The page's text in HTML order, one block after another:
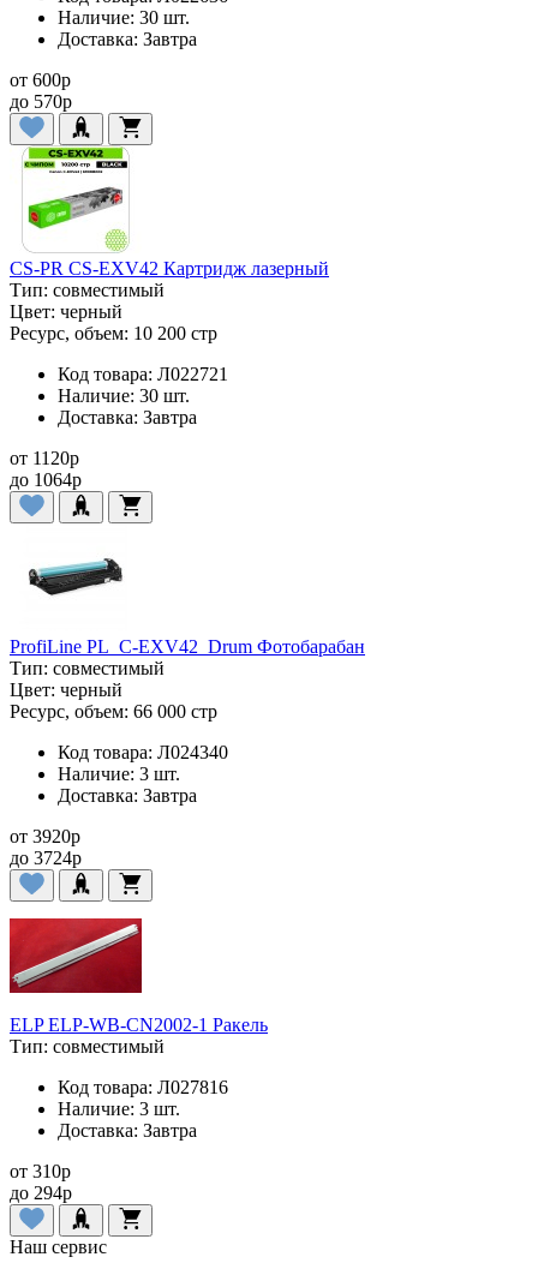
Наличие: 30 шт.
Доставка: Завтра
от 600p
до 570p
CS-PR CS-EXV42 Картридж лазерный
Тип: совместимый
Цвет: черный
Ресурс, объем: 10 200 стр
Код товара: Л022721
Наличие: 30 шт.
Доставка: Завтра
от 1120p
до 1064p
ProfiLine PL_C-EXV42_Drum Фотобарабан
Тип: совместимый
Цвет: черный
Ресурс, объем: 66 000 стр
Код товара: Л024340
Наличие: 3 шт.
Доставка: Завтра
от 3920p
до 3724p
ELP ELP-WB-CN2002-1 Ракель
Тип: совместимый
Код товара: Л027816
Наличие: 3 шт.
Доставка: Завтра
от 310p
до 294p
Наш сервис